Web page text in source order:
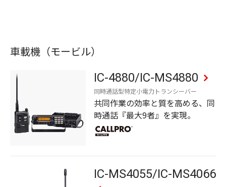
車載機（モービル）
IC-4880/IC-MS4880
同時通話型特定小電力トランシーバー
共同作業の効率と質を高める、同
時通話『最大9者』を実現。
IC-MS4055/IC-MS4066